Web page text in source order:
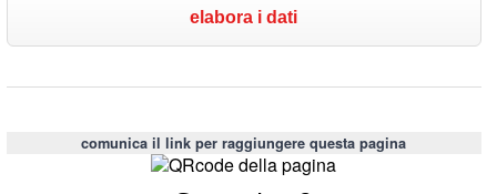
comunica il link per raggiungere questa pagina